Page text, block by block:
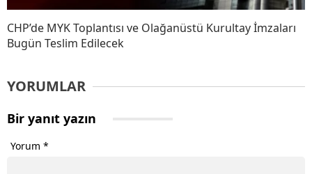
CHP’de MYK Toplantısı ve Olağanüstü Kurultay İmzaları
Bugün Teslim Edilecek
YORUMLAR
Bir yanıt yazın
Yorum *